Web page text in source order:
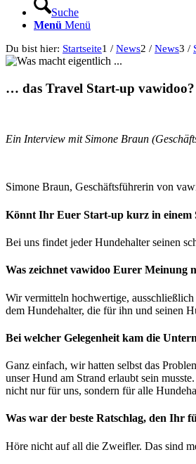
Suche
Menü Menü
Du bist hier: Startseite1 / News2 / News3 /
… das Travel Start-up vawidoo?
Ein Interview mit Simone Braun
Simone Braun, Geschäftsführerin von
Könnt Ihr Euer Start-up kurz in einem
Bei uns findet jeder Hundehalter seinen
Was zeichnet vawidoo Eurer Meinung
Wir vermitteln hochwertige,
dem Hundehalter, die für ihn und seinen
Bei welcher Gelegenheit kam die
Ganz einfach, wir hatten selbst das
unser Hund am Strand erlaubt sein
nicht nur für uns, sondern für alle
Was war der beste Ratschlag, den Ihr
Höre nicht auf all die Zweifler. Das sind